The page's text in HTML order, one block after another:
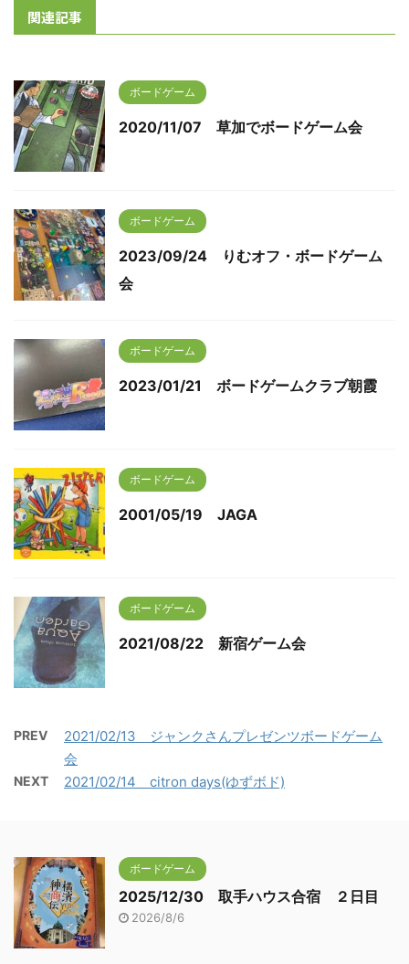
関連記事
ボードゲーム
2020/11/07 草加でボードゲーム会
ボードゲーム
2023/09/24 りむオフ・ボードゲーム
会
ボードゲーム
2023/01/21 ボードゲームクラブ朝霞
ボードゲーム
2001/05/19 JAGA
ボードゲーム
2021/08/22 新宿ゲーム会
PREV
2021/02/13 ジャンクさんプレゼンツボードゲーム
会
NEXT 2021/02/14 citron days(ゆずボド)
ボードゲーム
2025/12/30 取手ハウス合宿 ２日目
2026/8/6